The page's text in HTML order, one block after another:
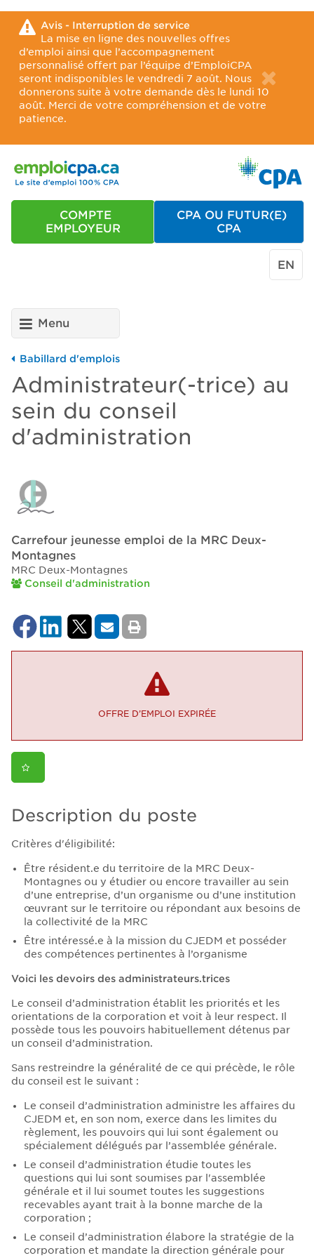
Avis - Interruption de service
La mise en ligne des nouvelles offres
d’emploi ainsi que l’accompagnement
personnalisé offert par l’équipe d’EmploiCPA
seront indisponibles le vendredi 7 août. Nous
donnerons suite à votre demande dès le lundi 10
août. Merci de votre compréhension et de votre
patience.
COMPTE
EMPLOYEUR
CPA OU FUTUR(E)
CPA
EN
Menu
Babillard d'emplois
Administrateur(-trice) au
sein du conseil
d'administration
Carrefour jeunesse emploi de la MRC Deux-
Montagnes
MRC Deux-Montagnes
Conseil d'administration
OFFRE D’EMPLOI EXPIRÉE
Description du poste
Critères d'éligibilité:
Être résident.e du territoire de la MRC Deux-
Montagnes ou y étudier ou encore travailler au sein
d’une entreprise, d’un organisme ou d’une institution
œuvrant sur le territoire ou répondant aux besoins de
la collectivité de la MRC
Être intéressé.e à la mission du CJEDM et posséder
des compétences pertinentes à l’organisme
Voici les devoirs des administrateurs.trices
Le conseil d’administration établit les priorités et les
orientations de la corporation et voit à leur respect. Il
possède tous les pouvoirs habituellement détenus par
un conseil d’administration.
Sans restreindre la généralité de ce qui précède, le rôle
du conseil est le suivant :
Le conseil d’administration administre les affaires du
CJEDM et, en son nom, exerce dans les limites du
règlement, les pouvoirs qui lui sont également ou
spécialement délégués par l’assemblée générale.
Le conseil d’administration étudie toutes les
questions qui lui sont soumises par l'assemblée
générale et il lui soumet toutes les suggestions
recevables ayant trait à la bonne marche de la
corporation ;
Le conseil d’administration élabore la stratégie de la
corporation et mandate la direction générale pour